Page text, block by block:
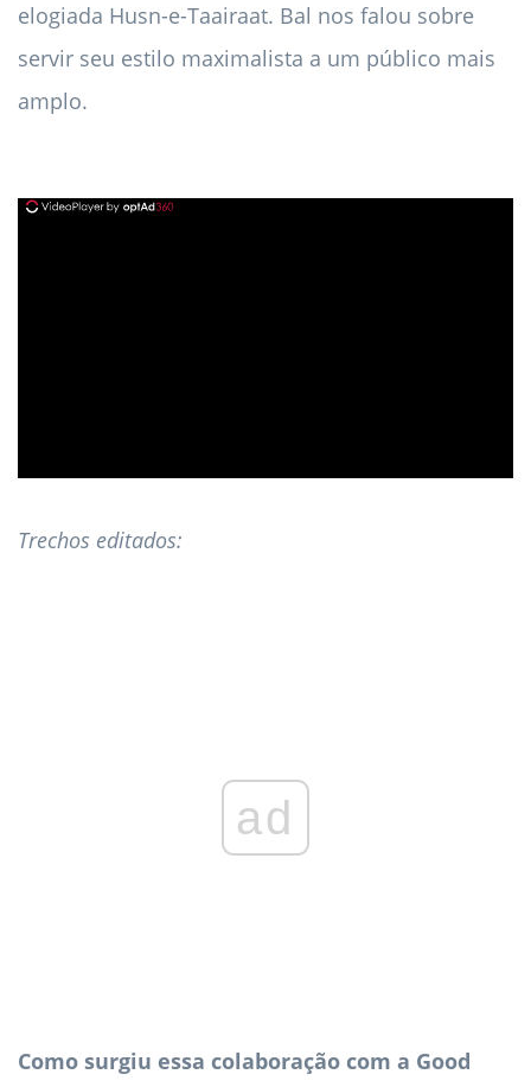
elogiada Husn-e-Taairaat. Bal nos falou sobre
servir seu estilo maximalista a um público mais
amplo.
Trechos editados:
ad
Como surgiu essa colaboração com a Good